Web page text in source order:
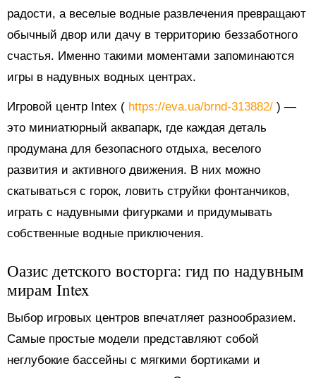
радости, а веселые водные развлечения превращают
обычный двор или дачу в территорию беззаботного
счастья. Именно такими моментами запоминаются
игры в надувных водных центрах.
Игровой центр Intex ( https://eva.ua/brnd-313882/ ) —
это миниатюрный аквапарк, где каждая деталь
продумана для безопасного отдыха, веселого
развития и активного движения. В них можно
скатываться с горок, ловить струйки фонтанчиков,
играть с надувными фигурками и придумывать
собственные водные приключения.
Оазис детского восторга: гид по надувным
мирам Intex
Выбор игровых центров впечатляет разнообразием.
Самые простые модели представляют собой
неглубокие бассейны с мягкими бортиками и